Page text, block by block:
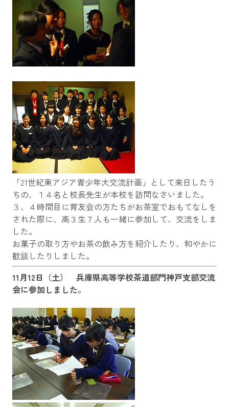
「21世紀東アジア青少年大交流計画」として来日したう
ちの、１４名と校長先生が本校を訪問なさいました。
３、４時間目に育友会の方たちがお茶室でおもてなしを
された際に、高３生７人も一緒に参加して、交流をしま
した。
お菓子の取り方やお茶の飲み方を紹介したり、和やかに
歓談したりしました。
11月12日（土） 兵庫県高等学校茶道部門神戸支部交流
会に参加しました。